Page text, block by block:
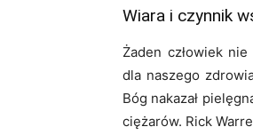
Wiara i czynnik
Żaden człowiek
dla naszego
Bóg nakazał
ciężarów. Rick